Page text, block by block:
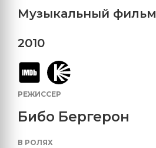
Музыкальный фильм
2010
РЕЖИССЕР
Бибо Бергерон
В РОЛЯХ